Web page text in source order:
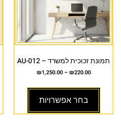
תמונת זכוכית למשרד – AU-012
₪220.00
–
₪1,250.00
בחר אפשרויות